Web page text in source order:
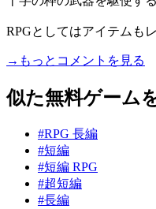
RPGとしてはアイテムも
→もっとコメントを見る
似た無料ゲーム
#RPG 長編
#短編
#短編 RPG
#超短編
#長編